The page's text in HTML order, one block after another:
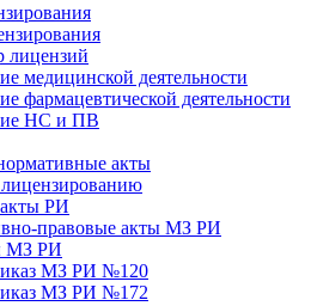
лицензий
медицинской деятельности
фармацевтической деятельности
НС и ПВ
акты
РИ
правовые акты МЗ РИ
МЗ РИ
МЗ РИ №120
МЗ РИ №172